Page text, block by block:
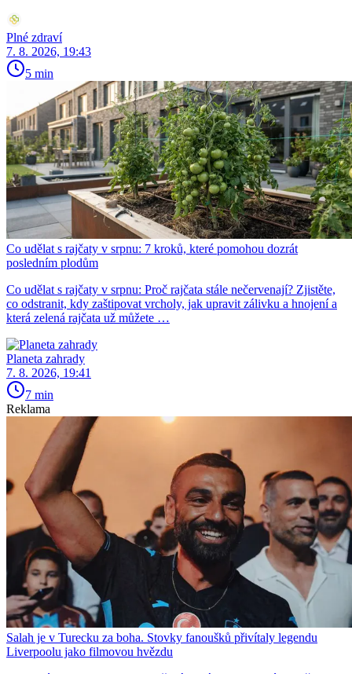
Plné zdraví
7. 8. 2026, 19:43
5 min
Co udělat s rajčaty v srpnu: 7 kroků, které pomohou dozrát
posledním plodům
Co udělat s rajčaty v srpnu: Proč rajčata stále nečervenají? Zjistěte,
co odstranit, kdy zaštipovat vrcholy, jak upravit zálivku a hnojení a
která zelená rajčata už můžete …
Planeta zahrady
7. 8. 2026, 19:41
7 min
Reklama
Salah je v Turecku za boha. Stovky fanoušků přivítaly legendu
Liverpoolu jako filmovou hvězdu